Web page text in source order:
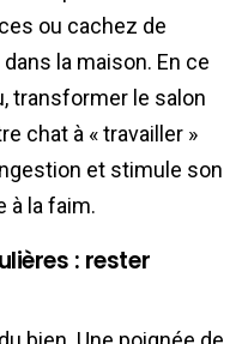
ou cachez de
la maison. En ce
transformer le salon
chat à « travailler »
et stimule son
à la faim.
: rester